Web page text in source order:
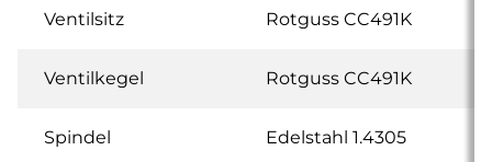
Ventilsitz Rotguss CC491K
Ventilkegel Rotguss CC491K
Spindel Edelstahl 1.4305